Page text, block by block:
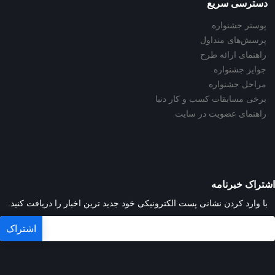
دسترسی سریع
پوستر جشنواره
پرسش‌های متداول
راهنمای ارائه طرح
جوایز جشنواره
مراحل جشنواره
برخی مسابقات کسب و کار دنیا
راهنمای عضویت در سایت
اشتراک خبرنامه
با وارد کردن نشانی پست الکترونیکی خود جدید ترین اخبار را دریافت کنید.